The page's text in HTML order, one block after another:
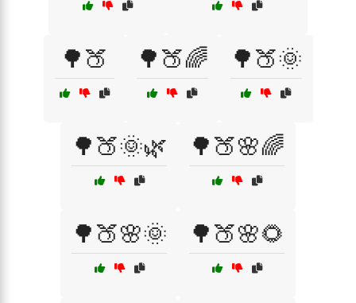
🌳🍑 🌳🍑🌈 🌳🍑🌞
🌳🍑🌞🌿 🌳🍑🌸🌈
🌳🍑🌸🌞 🌳🍑🌸🌻